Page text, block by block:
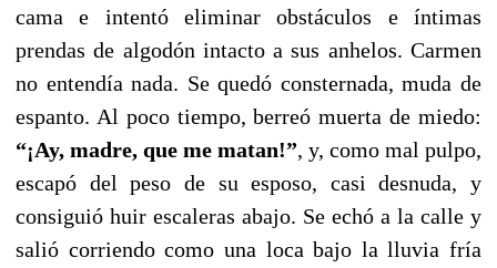
cama e intentó eliminar obstáculos e íntimas
prendas de algodón intacto a sus anhelos. Carmen
no entendía nada. Se quedó consternada, muda de
espanto. Al poco tiempo, berreó muerta de miedo:
“¡Ay, madre, que me matan!”, y, como mal pulpo,
escapó del peso de su esposo, casi desnuda, y
consiguió huir escaleras abajo. Se echó a la calle y
salió corriendo como una loca bajo la lluvia fría